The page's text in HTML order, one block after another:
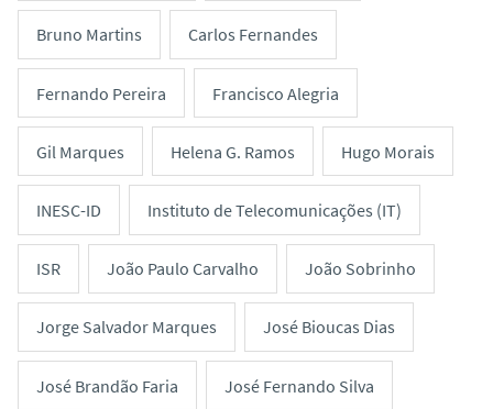
Bruno Martins Carlos Fernandes
Fernando Pereira Francisco Alegria
Gil Marques Helena G. Ramos Hugo Morais
INESC-ID Instituto de Telecomunicações (IT)
ISR João Paulo Carvalho João Sobrinho
Jorge Salvador Marques José Bioucas Dias
José Brandão Faria José Fernando Silva